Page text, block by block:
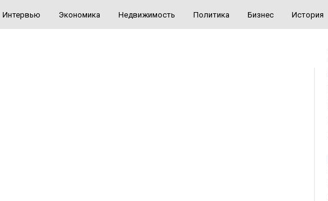
Интервью Экономика Недвижимость Политика Бизнес История